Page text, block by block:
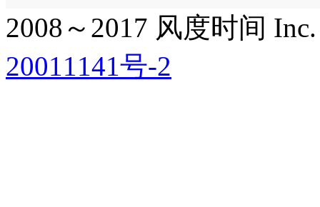
2008～2017 风度时间
20011141号-2